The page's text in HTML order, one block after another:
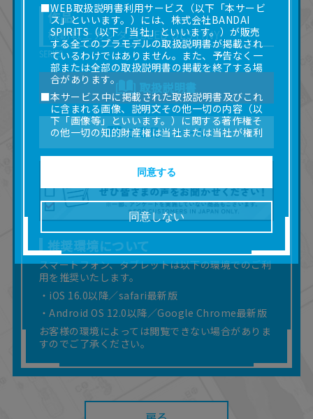
作品
機動戦士ガンダムSEED DESTINY
取扱説明書
ご意見フォーム
推奨環境について
スマートフォン、タブレットは以下の環境でのご利
用を推奨いたします。
・iOS 16.0以降／safari最新版
・Android OS 12.0以降／Google Chrome最新版
お客様の環境によっては閲覧できない場合がありま
すのでご了承ください。
■WEB取扱説明書利用サービス（以下「本サービ
ス」といいます。）には、株式会社BANDAI
SPIRITS（以下「当社」といいます。）が販売
する全てのプラモデルの取扱説明書が掲載され
ているわけではありません。また、予告なく一
部または全部の取扱説明書の掲載を終了する場
合があります。
■本サービス中に掲載された取扱説明書及びこれ
に含まれる画像、説明文その他一切の内容（以
下「画像等」といいます。）に関する著作権そ
の他一切の知的財産権は当社または当社が権利
■取扱説明書及び画像等の一部または全部を私的
使用（本サービス内の意見投稿の目的での画像
等の利用を含みます。）を超えて使用（複製、
複写、改変、掲示、頒布、配信、販売、出版等
を含むがこれに限りません。）することは禁止
いたします。
■掲載している取扱説明書は、お客様が購入され
た商品に同梱されたものと異なる場合がありま
す。
■対象商品仕様の変更などにより、取扱説明書の
内容は予告なく変更される場合があります。
■当社は、取扱説明書の正確性確保に努めており
ますが、取扱説明書の完全性を保証するもので
はありません。
■お客様のご利用環境によっては、本サービスを
ご利用いただけない場合があります。
■本サービスを利用したこと、または利用できな
たとしても、当社は何らの責任を負いません。
また、本サイトを利用したことによって、利用
同意しない
同意する